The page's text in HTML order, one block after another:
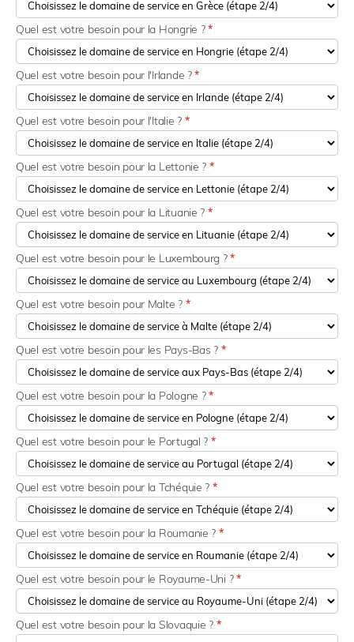
Quel est votre besoin pour la Hongrie ?*
Quel est votre besoin pour l'Irlande ?*
Quel est votre besoin pour l'Italie ? *
Quel est votre besoin pour la Lettonie ? *
Quel est votre besoin pour la Lituanie ? *
Quel est votre besoin pour le Luxembourg ?*
Quel est votre besoin pour Malte ? *
Quel est votre besoin pour les Pays-Bas ? *
Quel est votre besoin pour la Pologne ?*
Quel est votre besoin pour le Portugal ? *
Quel est votre besoin pour la Tchéquie ? *
Quel est votre besoin pour la Roumanie ? *
Quel est votre besoin pour le Royaume-Uni ?*
Quel est votre besoin pour la Slovaquie ? *